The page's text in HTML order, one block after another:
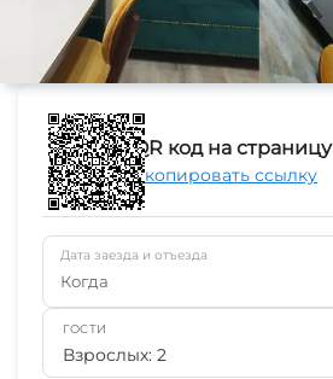
QR код на страницу
Скопировать ссылку
Дата заезда и отъезда
Когда
ГОСТИ
Взрослых: 2